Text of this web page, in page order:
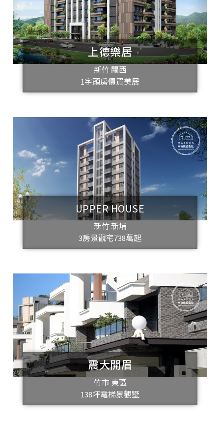
上德樂居
新竹 關西
1字頭房價買美居
UPPER HOUSE
新竹 新埔
3房景觀宅738萬起
震大開眉
竹市 東區
138坪電梯景觀墅